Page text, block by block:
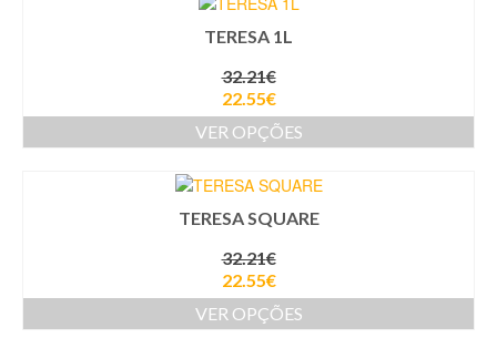
TERESA 1L
32.21€
22.55€
VER OPÇÕES
TERESA SQUARE
32.21€
22.55€
VER OPÇÕES